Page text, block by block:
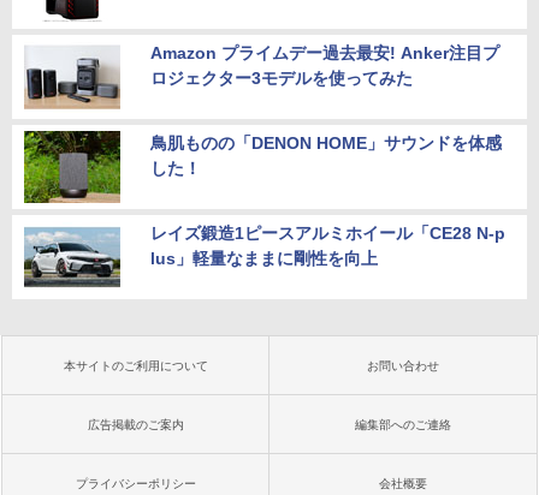
Amazon プライムデー過去最安! Anker注目プ
ロジェクター3モデルを使ってみた
鳥肌ものの「DENON HOME」サウンドを体感
した！
レイズ鍛造1ピースアルミホイール「CE28 N-p
lus」軽量なままに剛性を向上
本サイトのご利用について お問い合わせ
広告掲載のご案内 編集部へのご連絡
プライバシーポリシー 会社概要